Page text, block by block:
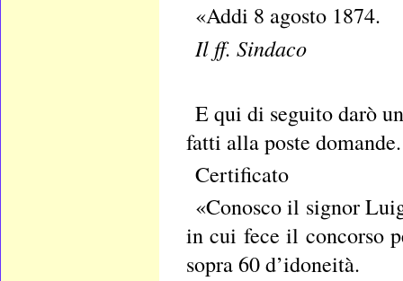
«Addi 8 agosto 1874.
Il ff. Sindaco
E qui di seguito darò
fatti alla poste domande.
Certificato
«Conosco il signor
in cui fece il concorso
sopra 60 d’idoneità.